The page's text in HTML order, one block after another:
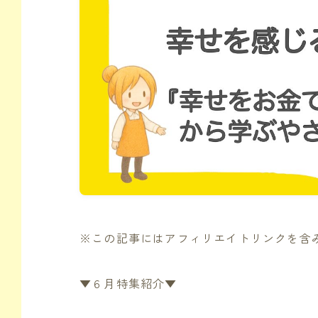
※この記事にはアフィリエイトリンクを含
▼６月特集紹介▼